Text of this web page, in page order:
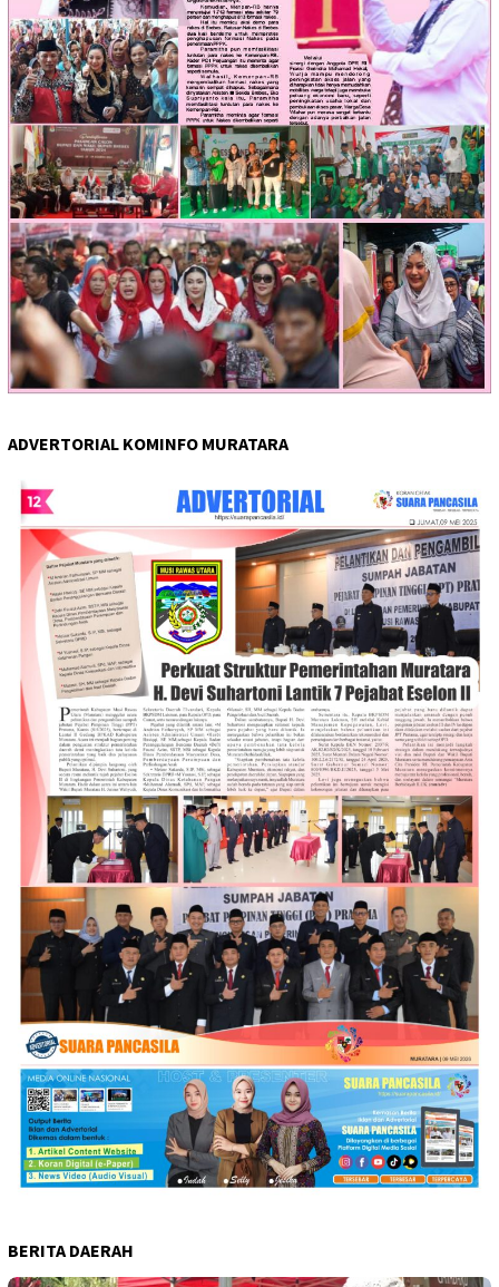
ADVERTORIAL KOMINFO MURATARA
BERITA DAERAH